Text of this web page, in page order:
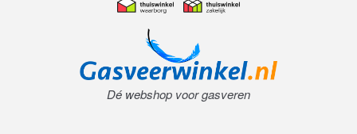
Dé webshop voor gasveren